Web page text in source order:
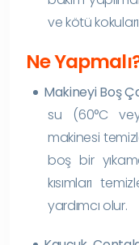
ve kötü
Ne
Makineyi Boş
su (60°C
makinesi
boş bir
kısımları
yardımcı olur.